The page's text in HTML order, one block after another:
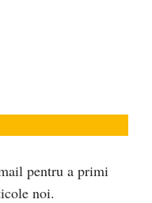
pentru a primi
noi.